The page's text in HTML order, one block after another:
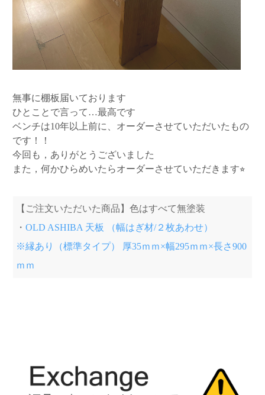
無事に棚板届いております
ひとことで言って…最高です
ベンチは10年以上前に、オーダーさせていただいたもの
です！！
今回も，ありがとうございました
また，何かひらめいたらオーダーさせていただきます⭐︎
【ご注文いただいた商品】色はすべて無塗装
・OLD ASHIBA 天板 （幅はぎ材/２枚あわせ）
※縁あり（標準タイプ） 厚35ｍｍ×幅295ｍｍ×長さ900
ｍｍ